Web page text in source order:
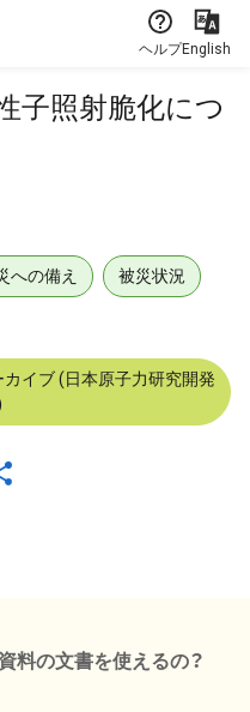
ヘルプEnglish
子照射脆化につ
への備え 被災状況
イブ (日本原子力研究開発
料の文書を使えるの？